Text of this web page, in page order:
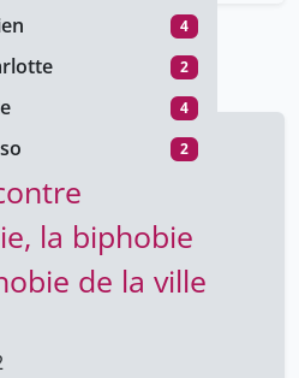
4
2
4
2
2
4
Béatrice
la biphobie
de la ville